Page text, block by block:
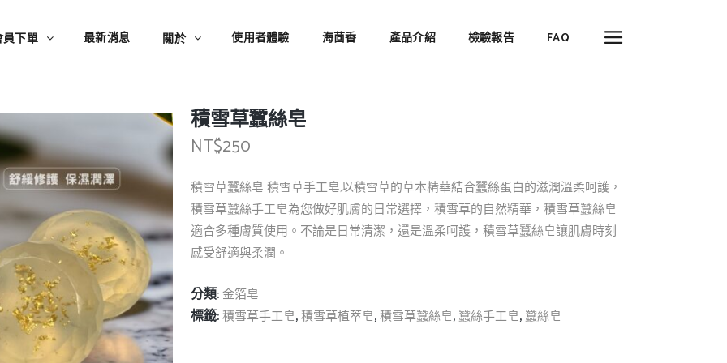
下單 最新消息 關於 使用者體驗 海茴香 產品介紹 檢驗報告 FAQ
積雪草蠶絲皂
NT$250
積雪草蠶絲皂 積雪草手工皂,以積雪草的草本精華結合蠶絲蛋白的滋潤溫柔呵護，
積雪草蠶絲手工皂為您做好肌膚的日常選擇，積雪草的自然精華，積雪草蠶絲皂
適合多種膚質使用。不論是日常清潔，還是溫柔呵護，積雪草蠶絲皂讓肌膚時刻
感受舒適與柔潤。
分類:金箔皂
標籤:積雪草手工皂,積雪草植萃皂,積雪草蠶絲皂,蠶絲手工皂,蠶絲皂